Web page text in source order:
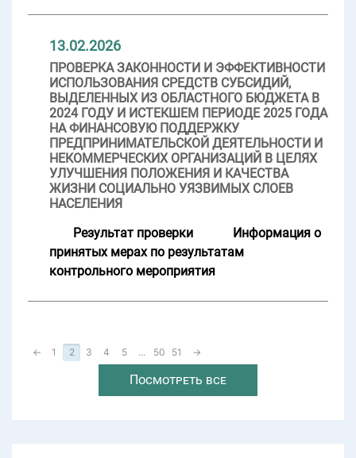
13.02.2026
ПРОВЕРКА ЗАКОННОСТИ И ЭФФЕКТИВНОСТИ
ИСПОЛЬЗОВАНИЯ СРЕДСТВ СУБСИДИЙ,
ВЫДЕЛЕННЫХ ИЗ ОБЛАСТНОГО БЮДЖЕТА В
2024 ГОДУ И ИСТЕКШЕМ ПЕРИОДЕ 2025 ГОДА
НА ФИНАНСОВУЮ ПОДДЕРЖКУ
ПРЕДПРИНИМАТЕЛЬСКОЙ ДЕЯТЕЛЬНОСТИ И
НЕКОММЕРЧЕСКИХ ОРГАНИЗАЦИЙ В ЦЕЛЯХ
УЛУЧШЕНИЯ ПОЛОЖЕНИЯ И КАЧЕСТВА
ЖИЗНИ СОЦИАЛЬНО УЯЗВИМЫХ СЛОЕВ
НАСЕЛЕНИЯ
Результат проверки
Информация о
принятых мерах по результатам
контрольного мероприятия
← 1 2 3 4 5 ... 50 51 →
Посмотреть все